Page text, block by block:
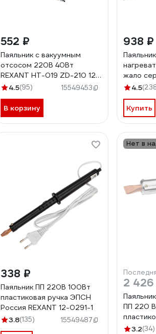
552 ₽
Паяльник с вакуумным
отсосом 220В 40Вт
REXANT HT-019 ZD-210 12-
0171
4.5(95) 15549453
В корзину
938 ₽
жало
220В/40
4.5
Купить
338 ₽
Паяльник ПП 220В 100Вт
пластиковая ручка ЭПСН
Россия REXANT 12-0291-1
3.8(135) 15549487
Нет в
2 426
ПП 220
3.2(34)